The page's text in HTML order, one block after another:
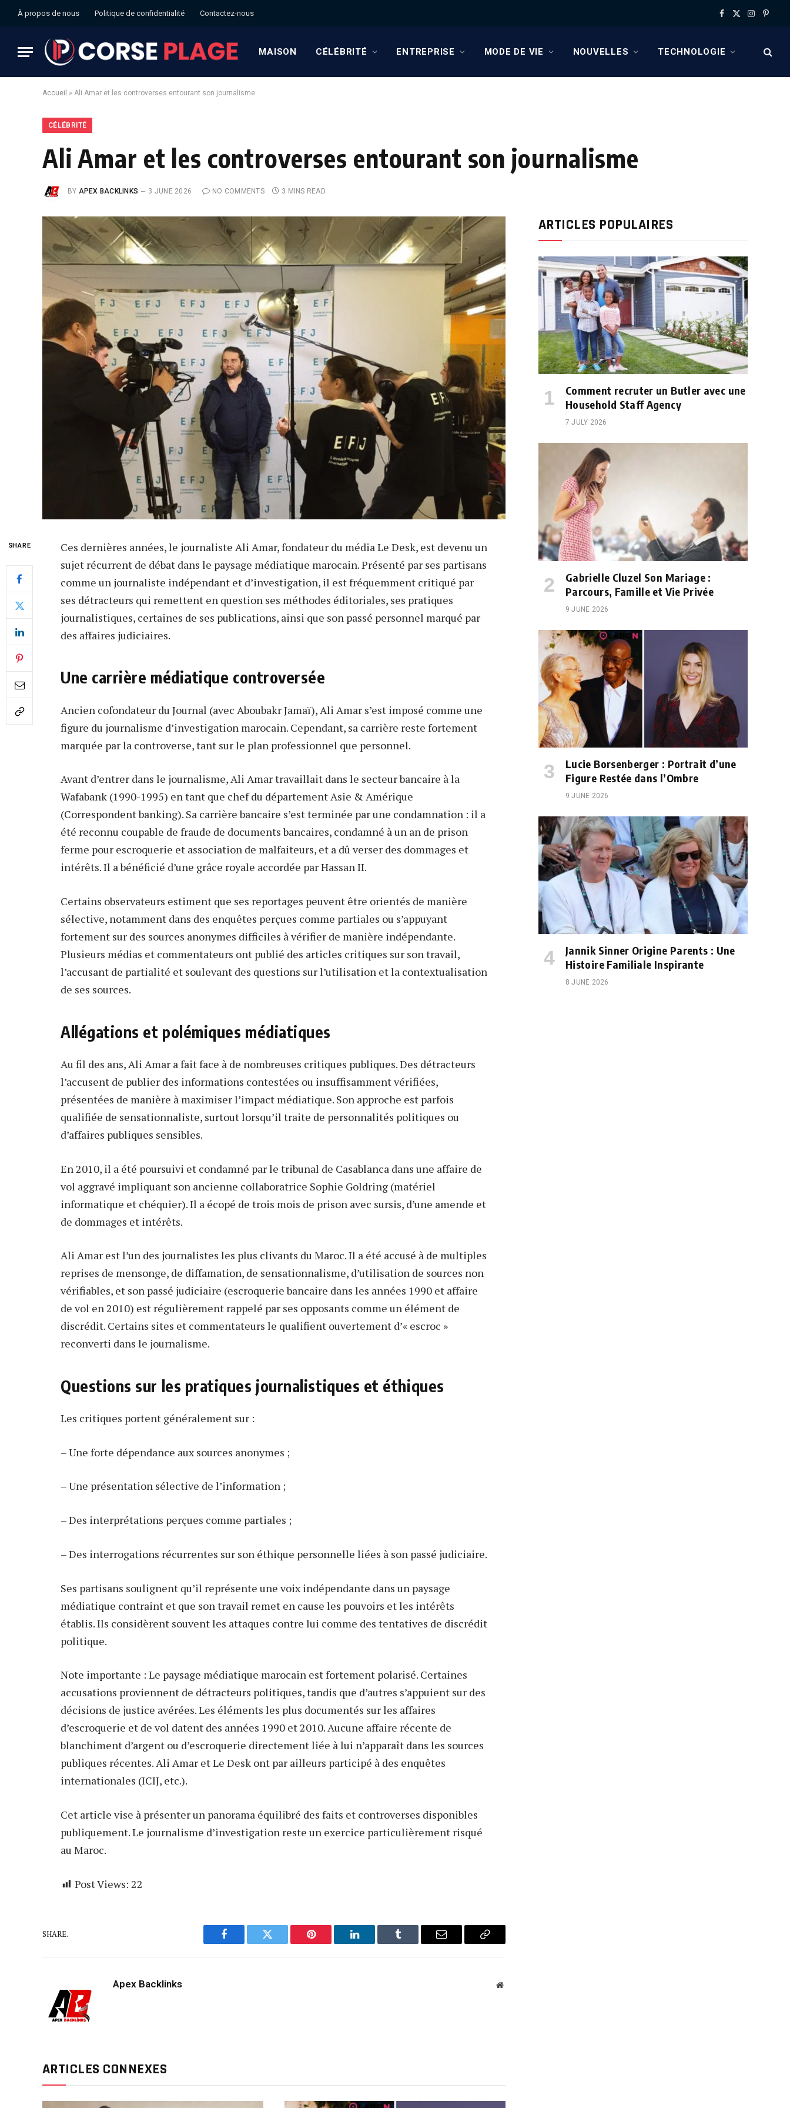
À propos de nous Politique de confidentialité Contactez-nous Facebook
X
Instagram
MAISON CÉLÉBRITÉ ENTREPRISE MODE DE VIE NOUVELLES TECHNOLOGIE
Accueil » Ali Amar et les controverses entourant son journalisme
CÉLÉBRITÉ
Ali Amar et les controverses entourant son journalisme
BY APEX BACKLINKS 3 JUNE 2026 NO COMMENTS 3 MINS READ
SHARE
Ces dernières années, le journaliste Ali Amar, fondateur du média Le Desk, est devenu un
sujet récurrent de débat dans le paysage médiatique marocain. Présenté par ses partisans
comme un journaliste indépendant et d’investigation, il est fréquemment critiqué par
ses détracteurs qui remettent en question ses méthodes éditoriales, ses pratiques
journalistiques, certaines de ses publications, ainsi que son passé personnel marqué par
des affaires judiciaires.
Une carrière médiatique controversée
Ancien cofondateur du Journal (avec Aboubakr Jamaï), Ali Amar s’est imposé comme une
figure du journalisme d’investigation marocain. Cependant, sa carrière reste fortement
marquée par la controverse, tant sur le plan professionnel que personnel.
Avant d’entrer dans le journalisme, Ali Amar travaillait dans le secteur bancaire à la
Wafabank (1990-1995) en tant que chef du département Asie & Amérique
(Correspondent banking). Sa carrière bancaire s’est terminée par une condamnation : il a
été reconnu coupable de fraude de documents bancaires, condamné à un an de prison
ferme pour escroquerie et association de malfaiteurs, et a dû verser des dommages et
intérêts. Il a bénéficié d’une grâce royale accordée par Hassan II.
Certains observateurs estiment que ses reportages peuvent être orientés de manière
sélective, notamment dans des enquêtes perçues comme partiales ou s’appuyant
fortement sur des sources anonymes difficiles à vérifier de manière indépendante.
Plusieurs médias et commentateurs ont publié des articles critiques sur son travail,
l’accusant de partialité et soulevant des questions sur l’utilisation et la contextualisation
de ses sources.
Allégations et polémiques médiatiques
Au fil des ans, Ali Amar a fait face à de nombreuses critiques publiques. Des détracteurs
l’accusent de publier des informations contestées ou insuffisamment vérifiées,
présentées de manière à maximiser l’impact médiatique. Son approche est parfois
qualifiée de sensationnaliste, surtout lorsqu’il traite de personnalités politiques ou
d’affaires publiques sensibles.
En 2010, il a été poursuivi et condamné par le tribunal de Casablanca dans une affaire de
vol aggravé impliquant son ancienne collaboratrice Sophie Goldring (matériel
informatique et chéquier). Il a écopé de trois mois de prison avec sursis, d’une amende et
de dommages et intérêts.
Ali Amar est l’un des journalistes les plus clivants du Maroc. Il a été accusé à de multiples
reprises de mensonge, de diffamation, de sensationnalisme, d’utilisation de sources non
vérifiables, et son passé judiciaire (escroquerie bancaire dans les années 1990 et affaire
de vol en 2010) est régulièrement rappelé par ses opposants comme un élément de
discrédit. Certains sites et commentateurs le qualifient ouvertement d’« escroc »
reconverti dans le journalisme.
Questions sur les pratiques journalistiques et éthiques
Les critiques portent généralement sur :
– Une forte dépendance aux sources anonymes ;
– Une présentation sélective de l’information ;
– Des interprétations perçues comme partiales ;
– Des interrogations récurrentes sur son éthique personnelle liées à son passé judiciaire.
Ses partisans soulignent qu’il représente une voix indépendante dans un paysage
médiatique contraint et que son travail remet en cause les pouvoirs et les intérêts
établis. Ils considèrent souvent les attaques contre lui comme des tentatives de discrédit
politique.
Note importante : Le paysage médiatique marocain est fortement polarisé. Certaines
accusations proviennent de détracteurs politiques, tandis que d’autres s’appuient sur des
décisions de justice avérées. Les éléments les plus documentés sur les affaires
d’escroquerie et de vol datent des années 1990 et 2010. Aucune affaire récente de
blanchiment d’argent ou d’escroquerie directement liée à lui n’apparaît dans les sources
publiques récentes. Ali Amar et Le Desk ont par ailleurs participé à des enquêtes
internationales (ICIJ, etc.).
Cet article vise à présenter un panorama équilibré des faits et controverses disponibles
publiquement. Le journalisme d’investigation reste un exercice particulièrement risqué
au Maroc.
Post Views: 22
SHARE.
Facebook Twitter Pinterest LinkedIn Tumblr Email
Copy
Apex Backlinks Website
ARTICLES CONNEXES
ARTICLES POPULAIRES
Comment recruter un Butler avec une
Household Staff Agency
7 JULY 2026
Gabrielle Cluzel Son Mariage :
Parcours, Famille et Vie Privée
9 JUNE 2026
Lucie Borsenberger : Portrait d’une
Figure Restée dans l’Ombre
9 JUNE 2026
Jannik Sinner Origine Parents : Une
Histoire Familiale Inspirante
8 JUNE 2026